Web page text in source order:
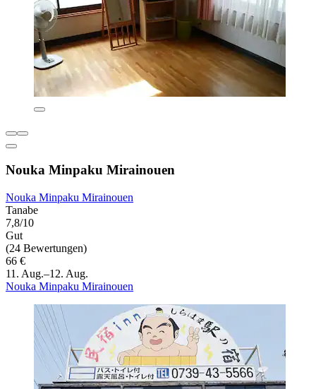
Nouka Minpaku Mirainouen
Nouka Minpaku Mirainouen
Tanabe
7,8/10
Gut
(24 Bewertungen)
66 €
11. Aug.–12. Aug.
Nouka Minpaku Mirainouen